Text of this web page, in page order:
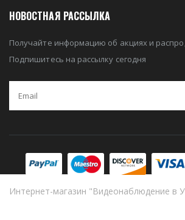
НОВОСТНАЯ РАССЫЛКА
Получайте информацию об акциях и
Подпишитесь на рассылку сегодня
Интернет-магазин "Видеонаблюдение в